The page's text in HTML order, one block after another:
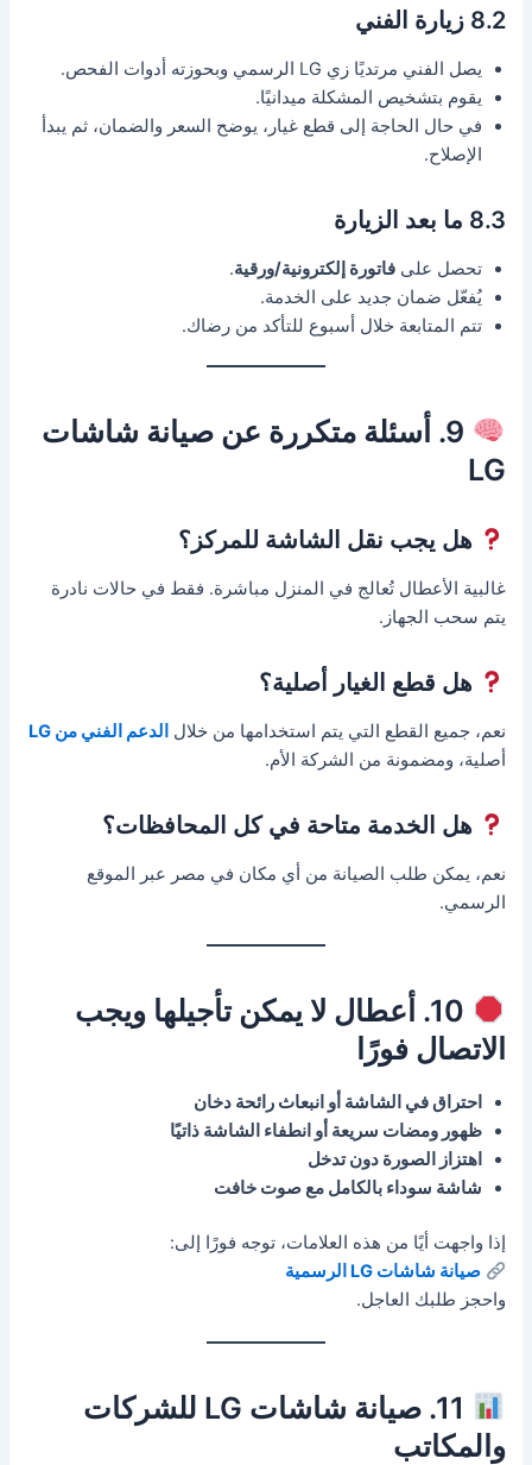
8.2 زيارة الفني
يصل الفني مرتديًا زي LG الرسمي وبحوزته أدوات الفحص.
يقوم بتشخيص المشكلة ميدانيًا.
في حال الحاجة إلى قطع غيار، يوضح السعر والضمان، ثم يبدأ
الإصلاح.
8.3 ما بعد الزيارة
تحصل علىفاتورة إلكترونية/ورقية.
يُفعّل ضمان جديد على الخدمة.
تتم المتابعة خلال أسبوع للتأكد من رضاك.
9. أسئلة متكررة عن صيانة شاشات
LG
هل يجب نقل الشاشة للمركز؟
غالبية الأعطال تُعالج في المنزل مباشرة. فقط في حالات نادرة
يتم سحب الجهاز.
هل قطع الغيار أصلية؟
نعم، جميع القطع التي يتم استخدامها من خلال الدعم الفني من LG
أصلية، ومضمونة من الشركة الأم.
هل الخدمة متاحة في كل المحافظات؟
نعم، يمكن طلب الصيانة من أي مكان في مصر عبر الموقع
الرسمي.
10. أعطال لا يمكن تأجيلها ويجب
الاتصال فورًا
احتراق في الشاشة أو انبعاث رائحة دخان
ظهور ومضات سريعة أو انطفاء الشاشة ذاتيًا
اهتزاز الصورة دون تدخل
شاشة سوداء بالكامل مع صوت خافت
إذا واجهت أيًا من هذه العلامات، توجه فورًا إلى:
صيانة شاشات LG الرسمية
واحجز طلبك العاجل.
11. صيانة شاشات LG للشركات
والمكاتب